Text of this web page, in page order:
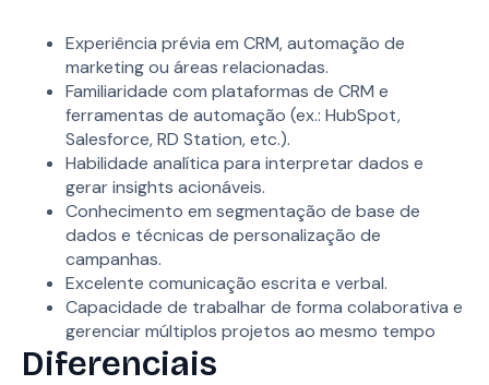
Experiência prévia em CRM, automação de
marketing ou áreas relacionadas.
Familiaridade com plataformas de CRM e
ferramentas de automação (ex.: HubSpot,
Salesforce, RD Station, etc.).
Habilidade analítica para interpretar dados e
gerar insights acionáveis.
Conhecimento em segmentação de base de
dados e técnicas de personalização de
campanhas.
Excelente comunicação escrita e verbal.
Capacidade de trabalhar de forma colaborativa e
gerenciar múltiplos projetos ao mesmo tempo
Diferenciais